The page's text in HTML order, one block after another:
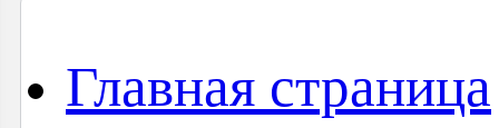
Главная страница